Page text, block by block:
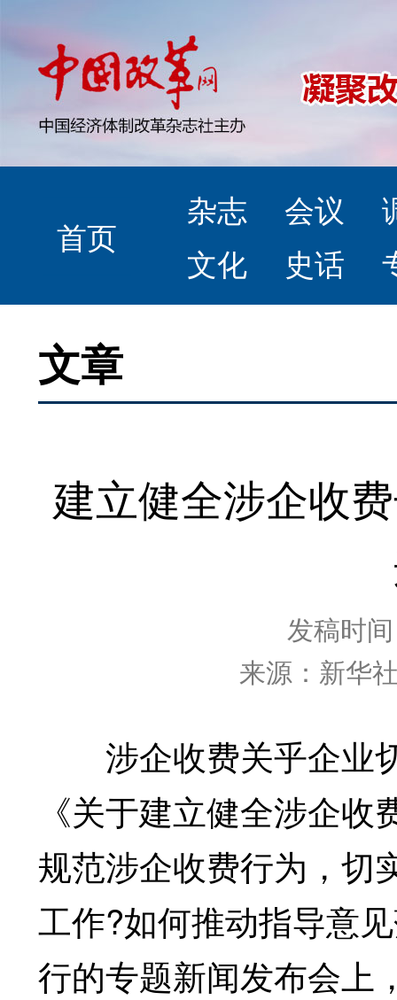
首页
杂志 会议
文化
史话
文章
建立健全涉企收
发稿时
来源：新华
涉企收费关乎企业
《关于建立健全涉企
规范涉企收费行为，切
工作?如何推动指导意
行的专题新闻发布会上